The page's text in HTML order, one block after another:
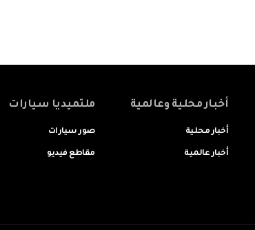
أخبار محلية وعالمية
أخبار محلية
أخبار عالمية
ملتميديا سيارات
صور سيارات
مقاطع فيديو